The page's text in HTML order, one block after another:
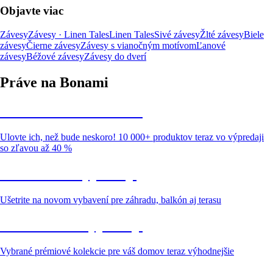
Objavte viac
ZávesyZávesy · Linen TalesLinen TalesSivé závesyŽlté závesyBiele
závesyČierne závesyZávesy s vianočným motívomĽanové
závesyBéžové závesyZávesy do dverí
Práve na Bonami
Ulovte ich, než bude neskoro! 10 000+ produktov teraz vo výpredaji
so zľavou až 40 %
Ušetrite na novom vybavení pre záhradu, balkón aj terasu
Vybrané prémiové kolekcie pre váš domov teraz výhodnejšie